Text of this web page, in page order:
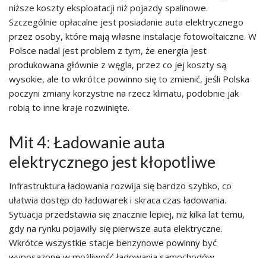
niższe koszty eksploatacji niż pojazdy spalinowe.
Szczególnie opłacalne jest posiadanie auta elektrycznego
przez osoby, które mają własne instalacje fotowoltaiczne. W
Polsce nadal jest problem z tym, że energia jest
produkowana głównie z węgla, przez co jej koszty są
wysokie, ale to wkrótce powinno się to zmienić, jeśli Polska
poczyni zmiany korzystne na rzecz klimatu, podobnie jak
robią to inne kraje rozwinięte.
Mit 4: Ładowanie auta
elektrycznego jest kłopotliwe
Infrastruktura ładowania rozwija się bardzo szybko, co
ułatwia dostęp do ładowarek i skraca czas ładowania.
Sytuacja przedstawia się znacznie lepiej, niż kilka lat temu,
gdy na rynku pojawiły się pierwsze auta elektryczne.
Wkrótce wszystkie stacje benzynowe powinny być